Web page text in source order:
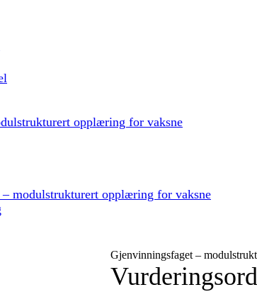
opplæring for vaksne
modulstrukturert opplæring for vaksne
Gjenvinningsfaget –